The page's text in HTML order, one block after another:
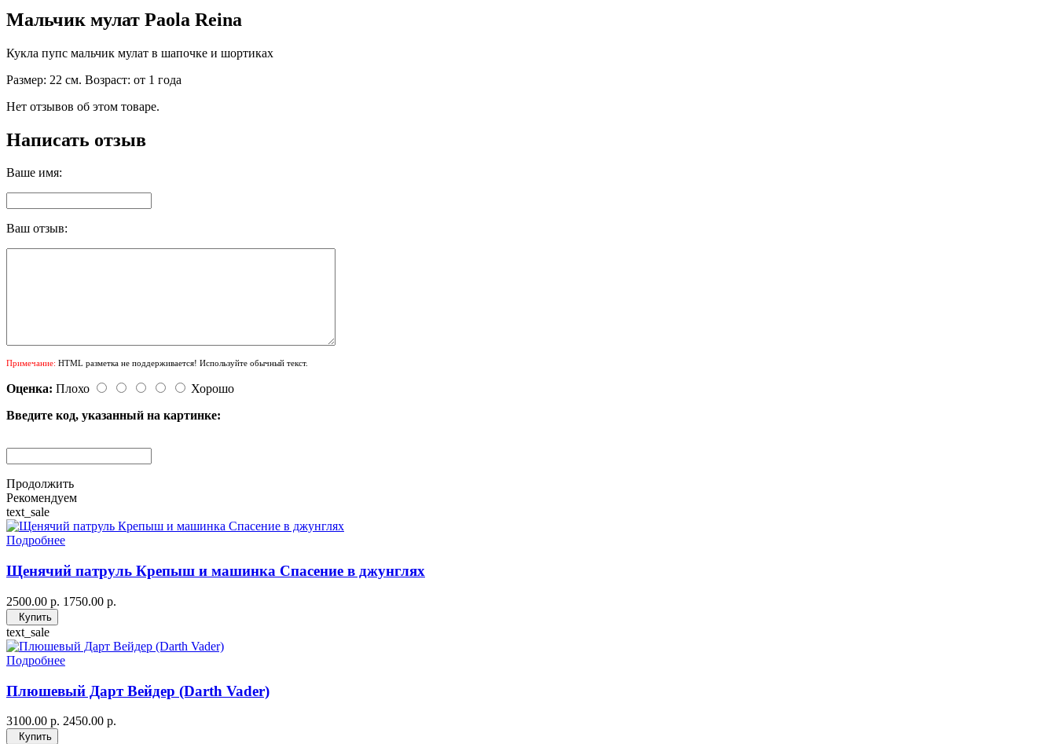
Мальчик мулат Paola Reina
Кукла пупс мальчик мулат в шапочке и шортиках
Размер: 22 см. Возраст: от 1 года
Нет отзывов об этом товаре.
Написать отзыв
Ваше имя:
Ваш отзыв:
Примечание: HTML разметка не поддерживается! Используйте обычный текст.
Оценка: Плохо
Хорошо
Введите код, указанный на картинке:
Продолжить
Рекомендуем
text_sale
Подробнее
Щенячий патруль Крепыш и машинка Спасение в джунглях
2500.00 р. 1750.00 р.
Купить
text_sale
Подробнее
Плюшевый Дарт Вейдер (Darth Vader)
3100.00 р. 2450.00 р.
Купить